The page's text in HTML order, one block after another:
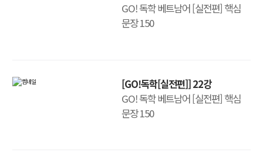
GO! 독학 베트남어 [실전편] 핵심
문장 150
[GO!독학[실전편]] 22강
GO! 독학 베트남어 [실전편] 핵심
문장 150